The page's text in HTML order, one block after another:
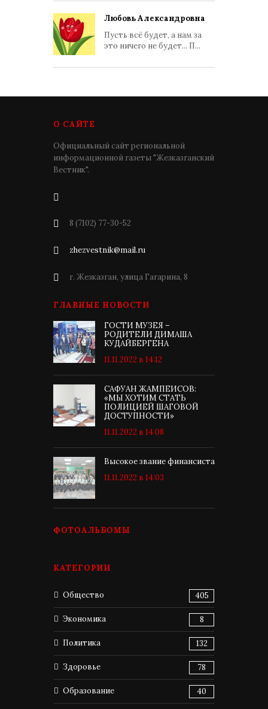
Любовь Александровна
Пусть всё будет, а нам за
это ничего не будет... П...
О САЙТЕ
Официальный сайт региональной
информационной газеты "Жезказганский
Вестник".
8 (7102) 77-30-52
zhezvestnik@mail.ru
г. Жезказган, улица Гагарина, 8
ГЛАВНЫЕ НОВОСТИ
ГОСТИ МУЗЕЯ –
РОДИТЕЛИ ДИМАША
КУДАЙБЕРГЕНА
11.11.2022 в 14:12
САФУАН ЖАМПЕИСОВ:
«МЫ ХОТИМ СТАТЬ
ПОЛИЦИЕЙ ШАГОВОЙ
ДОСТУПНОСТИ»
11.11.2022 в 14:08
Высокое звание финансиста
11.11.2022 в 14:03
ФОТОАЛЬБОМЫ
КАТЕГОРИИ
Общество 405
Экономика 8
Политика 132
Здоровье 78
Образование 40